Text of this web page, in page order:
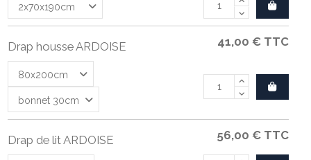
Drap housse ARDOISE 41,00 € TTC
Drap de lit ARDOISE 56,00 € TTC